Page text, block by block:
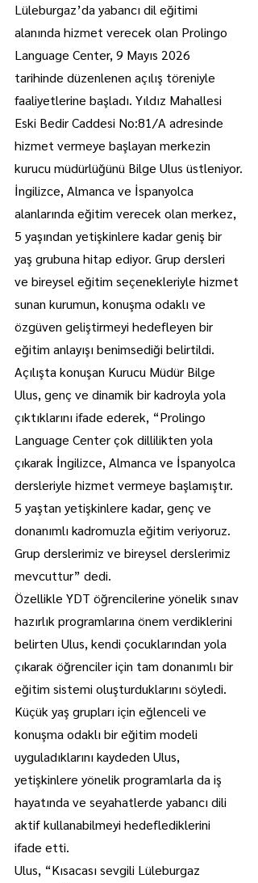
Lüleburgaz’da yabancı dil eğitimi
alanında hizmet verecek olan Prolingo
Language Center, 9 Mayıs 2026
tarihinde düzenlenen açılış töreniyle
faaliyetlerine başladı. Yıldız Mahallesi
Eski Bedir Caddesi No:81/A adresinde
hizmet vermeye başlayan merkezin
kurucu müdürlüğünü Bilge Ulus üstleniyor.
İngilizce, Almanca ve İspanyolca
alanlarında eğitim verecek olan merkez,
5 yaşından yetişkinlere kadar geniş bir
yaş grubuna hitap ediyor. Grup dersleri
ve bireysel eğitim seçenekleriyle hizmet
sunan kurumun, konuşma odaklı ve
özgüven geliştirmeyi hedefleyen bir
eğitim anlayışı benimsediği belirtildi.
Açılışta konuşan Kurucu Müdür Bilge
Ulus, genç ve dinamik bir kadroyla yola
çıktıklarını ifade ederek, “Prolingo
Language Center çok dillilikten yola
çıkarak İngilizce, Almanca ve İspanyolca
dersleriyle hizmet vermeye başlamıştır.
5 yaştan yetişkinlere kadar, genç ve
donanımlı kadromuzla eğitim veriyoruz.
Grup derslerimiz ve bireysel derslerimiz
mevcuttur” dedi.
Özellikle YDT öğrencilerine yönelik sınav
hazırlık programlarına önem verdiklerini
belirten Ulus, kendi çocuklarından yola
çıkarak öğrenciler için tam donanımlı bir
eğitim sistemi oluşturduklarını söyledi.
Küçük yaş grupları için eğlenceli ve
konuşma odaklı bir eğitim modeli
uyguladıklarını kaydeden Ulus,
yetişkinlere yönelik programlarla da iş
hayatında ve seyahatlerde yabancı dili
aktif kullanabilmeyi hedeflediklerini
ifade etti.
Ulus, “Kısacası sevgili Lüleburgaz